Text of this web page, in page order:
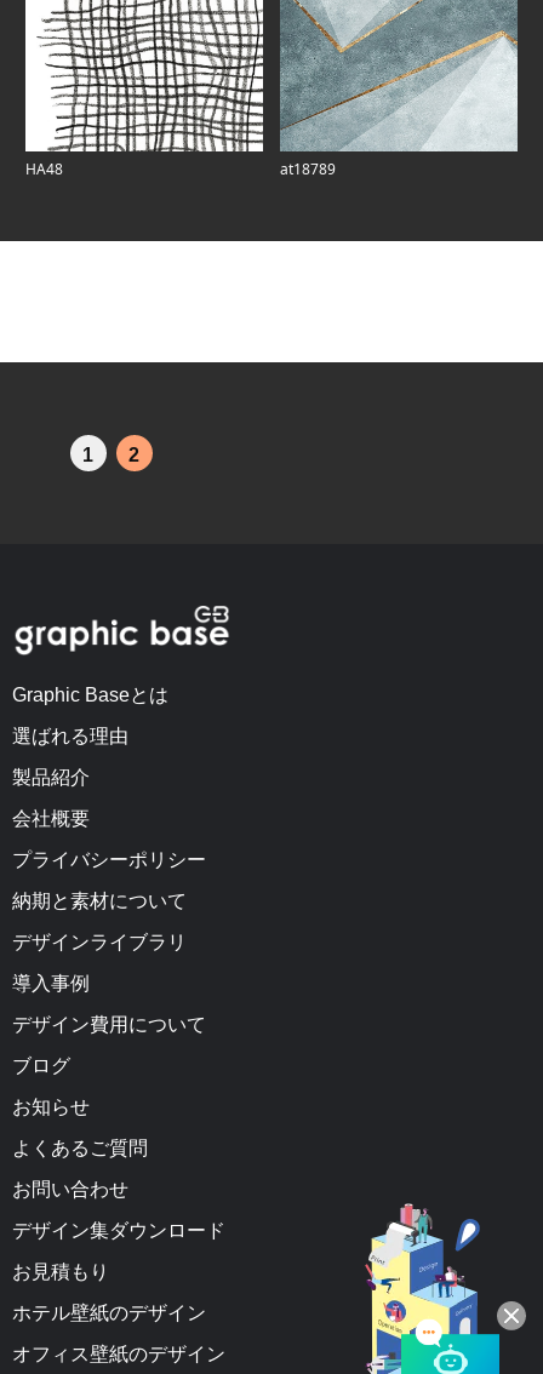
HA48 at18789
1 2
Graphic Baseとは
選ばれる理由
製品紹介
会社概要
プライバシーポリシー
納期と素材について
デザインライブラリ
導入事例
デザイン費用について
ブログ
お知らせ
よくあるご質問
お問い合わせ
デザイン集ダウンロード
お見積もり
ホテル壁紙のデザイン
オフィス壁紙のデザイン